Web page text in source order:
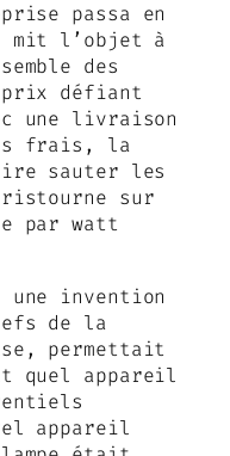
passa en
mit l’objet à
des
défiant
une livraison
frais, la
sauter les
sur
par watt
une invention
de la
permettait
quel appareil
appareil